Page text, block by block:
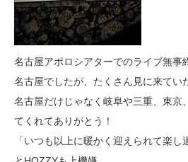
名古屋アポロシアターでのライブ無事
名古屋でしたが、たくさん見に来てい
名古屋だけじゃなく岐阜や三重、東京
てくれてありがとう！
「いつも以上に暖かく迎えられて楽し